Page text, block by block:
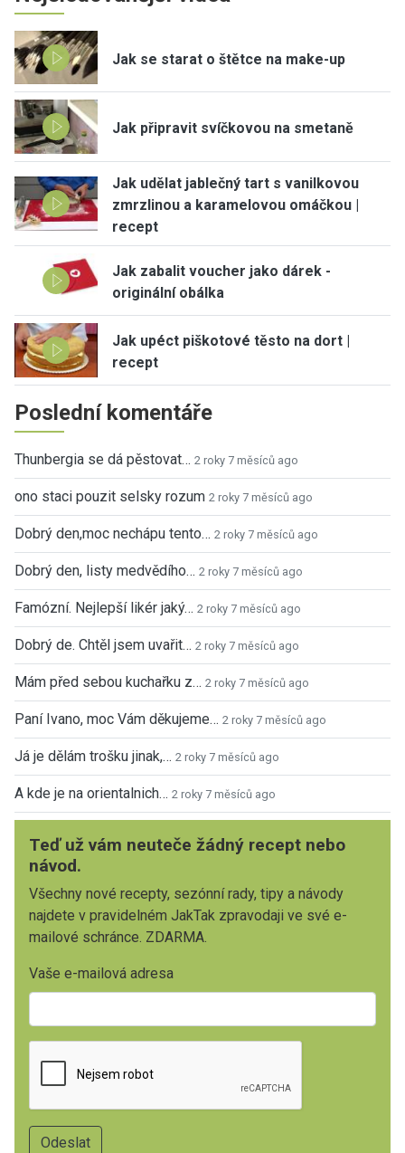
Jak se starat o štětce na make-up
Jak připravit svíčkovou na smetaně
Jak udělat jablečný tart s vanilkovou
zmrzlinou a karamelovou omáčkou |
recept
Jak zabalit voucher jako dárek -
originální obálka
Jak upéct piškotové těsto na dort |
recept
Poslední komentáře
Thunbergia se dá pěstovat… 2 roky 7 měsíců ago
ono staci pouzit selsky rozum 2 roky 7 měsíců ago
Dobrý den,moc nechápu tento… 2 roky 7 měsíců ago
Dobrý den, listy medvědího… 2 roky 7 měsíců ago
Famózní. Nejlepší likér jaký… 2 roky 7 měsíců ago
Dobrý de. Chtěl jsem uvařit… 2 roky 7 měsíců ago
Mám před sebou kuchařku z… 2 roky 7 měsíců ago
Paní Ivano, moc Vám děkujeme… 2 roky 7 měsíců ago
Já je dělám trošku jinak,… 2 roky 7 měsíců ago
A kde je na orientalnich… 2 roky 7 měsíců ago
Teď už vám neuteče žádný recept nebo
návod.
Všechny nové recepty, sezónní rady, tipy a návody
najdete v pravidelném JakTak zpravodaji ve své e-
mailové schránce. ZDARMA.
Vaše e-mailová adresa